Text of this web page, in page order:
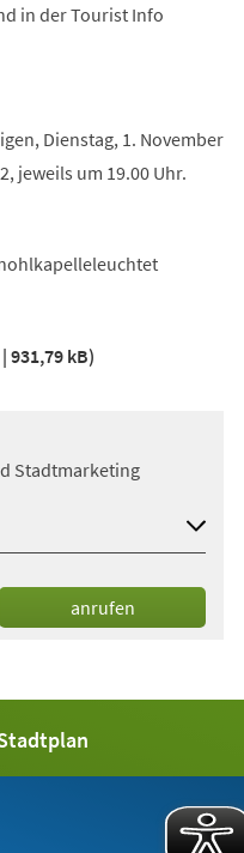
in der Tourist Info
Dienstag, 1. November
jeweils um 19.00 Uhr.
931,79 kB
Stadtmarketing
anrufen